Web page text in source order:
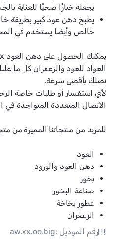
يجعله خيارًا صحيًا للعناية
يطبخ دهن عود كبير بطريقة
خالص وأيضا يستخدم في
يمكنك الحصول على دهن العود xx الميزان (كبير)
العواد للعود والزعفران كل ما
نصلك بأقصى سرعة.
لأي استفسار أو طلبات خاصة
الاتصال المتعددة المتواجدة
للمزيد من منتجاتنا المميزة من
العود
دهن العود والورود
بخور
صناعة البخور
عطور بخاخة
الزعفران
رقم الموديل :aw.xx.oo.big